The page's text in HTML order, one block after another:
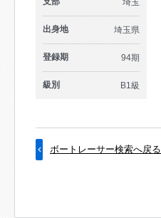
埼玉
出身地 埼玉県
登録期 94期
級別 B1級
ボートレーサー検索へ戻る